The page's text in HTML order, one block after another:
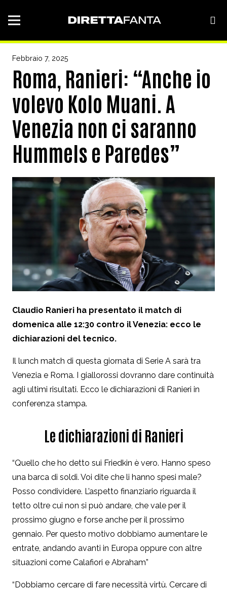
Febbraio 7, 2025
Roma, Ranieri: “Anche io
volevo Kolo Muani. A
Venezia non ci saranno
Hummels e Paredes”
Claudio Ranieri ha presentato il match di
domenica alle 12:30 contro il Venezia: ecco le
dichiarazioni del tecnico.
Il lunch match di questa giornata di Serie A sarà tra
Venezia e Roma. I giallorossi dovranno dare continuità
agli ultimi risultati. Ecco le dichiarazioni di Ranieri in
conferenza stampa.
Le dichiarazioni di Ranieri
“Quello che ho detto sui Friedkin è vero. Hanno speso
una barca di soldi. Voi dite che li hanno spesi male?
Posso condividere. L’aspetto finanziario riguarda il
tetto oltre cui non si può andare, che vale per il
prossimo giugno e forse anche per il prossimo
gennaio. Per questo motivo dobbiamo aumentare le
entrate, andando avanti in Europa oppure con altre
situazioni come Calafiori e Abraham”
“Dobbiamo cercare di fare necessità virtù. Cercare di